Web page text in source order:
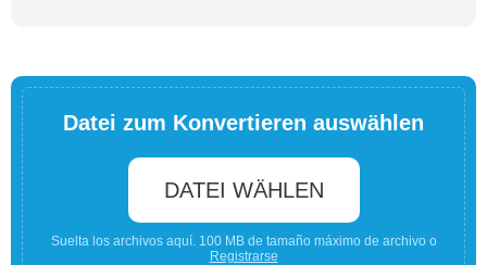
Datei zum Konvertieren auswählen
DATEI WÄHLEN
Suelta los archivos aquí. 100 MB de tamaño máximo de archivo o
Registrarse